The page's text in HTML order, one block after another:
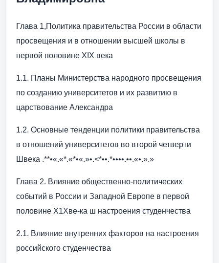
Глава 1,Политика правительства России в области
просвещения и в отношении высшей школы в
первой половине XIX века
1.1. Планы Министерства народного просвещения
по созданию университетов и их развитию в
царствование Александра
1.2. Основные тенденции политики правительства
в отношений университетов во второй четверти
Швека .**•«.«*.«*•«.»•.<*••.*••••.••.«•.».»
Глава 2. Влияние общественно-политических
событий в России и Западной Европе в первой
половине Х1Хве-ка ш настроения студенчества
2.1. Влияние внутренних факторов на настроения
российского студенчества